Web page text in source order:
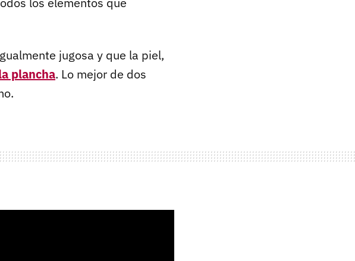
jugosa y que la piel,
plancha. Lo mejor de dos